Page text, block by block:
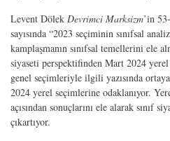
Levent Dölek Devrimci Marksizm’in
sayısında “2023 seçiminin sınıfsal
kamplaşmanın sınıfsal temellerini ele
siyaseti perspektifinden Mart 2024
genel seçimleriyle ilgili yazısında
2024 yerel seçimlerine odaklanıyor.
açısından sonuçlarını ele alarak sınıf
çıkartıyor.